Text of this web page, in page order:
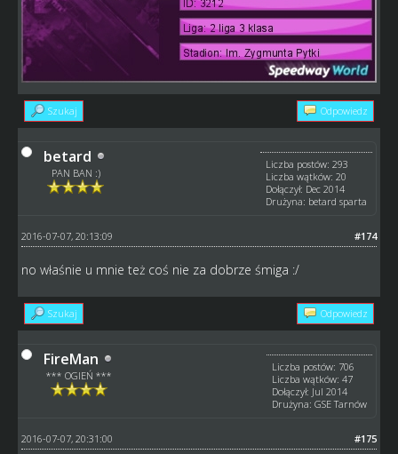
Szukaj Odpowiedz
betard
PAN BAN :)
Liczba postów: 293
Liczba wątków: 20
Dołączył: Dec 2014
Drużyna: betard sparta
#174
2016-07-07, 20:13:09
no właśnie u mnie też coś nie za dobrze śmiga :/
Szukaj Odpowiedz
FireMan
*** OGIEŃ ***
Liczba postów: 706
Liczba wątków: 47
Dołączył: Jul 2014
Drużyna: GSE Tarnów
#175
2016-07-07, 20:31:00